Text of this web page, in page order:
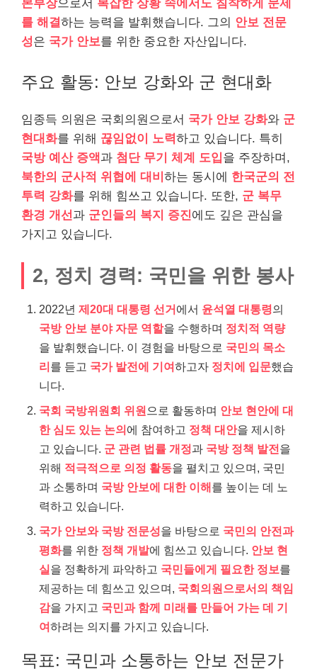
본부장으로서 복잡한 상황 속에서도 침착하게 문제
를 해결하는 능력을 발휘했습니다. 그의 안보 전문
성은 국가 안보를 위한 중요한 자산입니다.
주요 활동: 안보 강화와 군 현대화
임종득 의원은 국회의원으로서 국가 안보 강화와 군
현대화를 위해 끊임없이 노력하고 있습니다. 특히
국방 예산 증액과 첨단 무기 체계 도입을 주장하며,
북한의 군사적 위협에 대비 하는 동시에 한국군의 전
투력 강화를 위해 힘쓰고 있습니다. 또한, 군 복무
환경 개선과 군인들의 복지 증진에도 깊은 관심을
가지고 있습니다.
2, 정치 경력: 국민을 위한 봉사
2022년 제20대 대통령 선거에서 윤석열 대통령의
국방 안보 분야 자문 역할을 수행하며 정치적 역량
을 발휘했습니다. 이 경험을 바탕으로 국민의 목소
리를 듣고 국가 발전에 기여하고자 정치에 입문했습
니다.
국회 국방위원회 위원 으로 활동하며 안보 현안에 대
한 심도 있는 논의에 참여하고 정책 대안을 제시하
고 있습니다. 군 관련 법률 개정과 국방 정책 발전을
위해 적극적으로 의정 활동을 펼치고 있으며, 국민
과 소통하며 국방 안보에 대한 이해를 높이는 데 노
력하고 있습니다.
국가 안보와 국방 전문성을 바탕으로 국민의 안전과
평화를 위한 정책 개발에 힘쓰고 있습니다. 안보 현
실을 정확하게 파악하고 국민들에게 필요한 정보를
제공하는 데 힘쓰고 있으며, 국회의원으로서의 책임
감을 가지고 국민과 함께 미래를 만들어 가는 데 기
여하려는 의지를 가지고 있습니다.
목표: 국민과 소통하는 안보 전문가